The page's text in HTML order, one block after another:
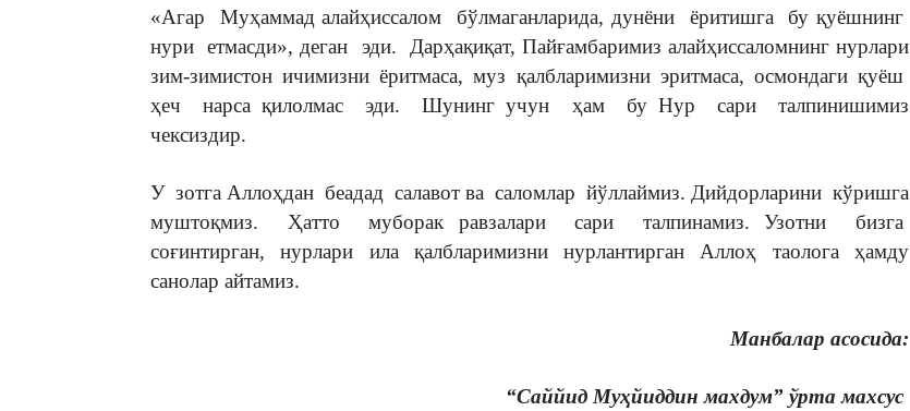
«Агар Муҳаммад алайҳиссалом бўлмаганларида, дунёни ёритишга бу қуёшнинг
нури етмасди», деган эди. Дарҳақиқат, Пайғамбаримиз алайҳиссаломнинг нурлари
зим-зимистон ичимизни ёритмаса, муз қалбларимизни эритмаса, осмондаги қуёш
ҳеч нарса қилолмас эди. Шунинг учун ҳам бу Нур сари талпинишимиз
чексиздир.
У зотга Аллоҳдан беадад салавот ва саломлар йўллаймиз. Дийдорларини кўришга
муштоқмиз. Ҳатто муборак равзалари сари талпинамиз. Узотни бизга
соғинтирган, нурлари ила қалбларимизни нурлантирган Аллоҳ таолога ҳамду
санолар айтамиз.
Манбалар асосида:
“Саййид Муҳйиддин махдум” ўрта махсус